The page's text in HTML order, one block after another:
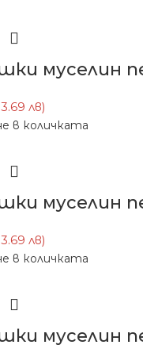
муселин
лв)
в количката
муселин
лв)
в количката
муселин